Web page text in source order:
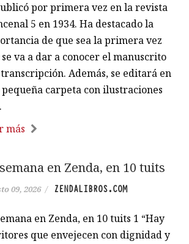
por primera vez en la revista
5 en 1934. Ha destacado la
de que sea la primera vez
va a dar a conocer el manuscrito
Además, se editará en
carpeta con ilustraciones
más
en Zenda, en 10 tuits
09, 2026 / ZENDALIBROS.COM
en Zenda, en 10 tuits 1 “Hay
que envejecen con dignidad y